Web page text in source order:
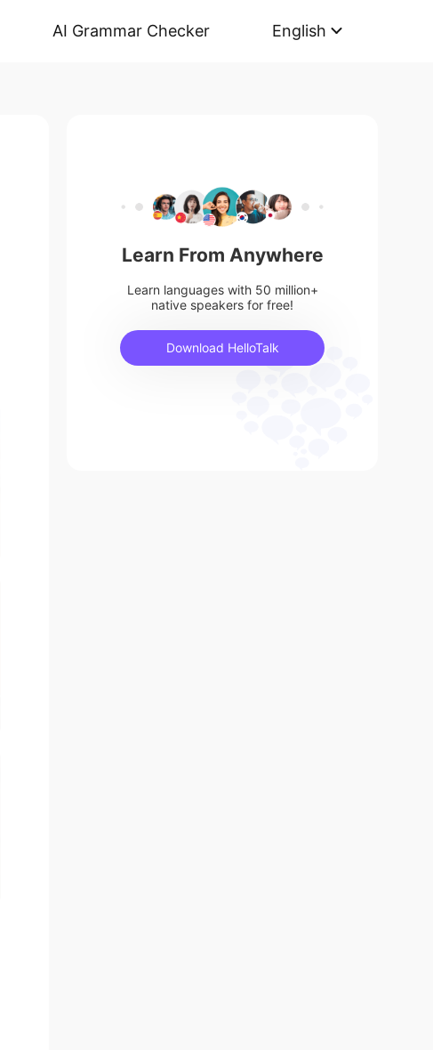
AI Grammar Checker English
Learn From Anywhere
Learn languages with 50 million+
native speakers for free!
Download HelloTalk